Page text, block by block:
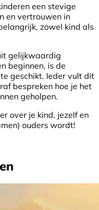
een stevige
en vertrouwen in
zowel kind als
gelijkwaardig
beginnen, is de
geschikt. Ieder vult dit
bespreken hoe je het
geholpen.
over je kind, jezelf en
ouders wordt!